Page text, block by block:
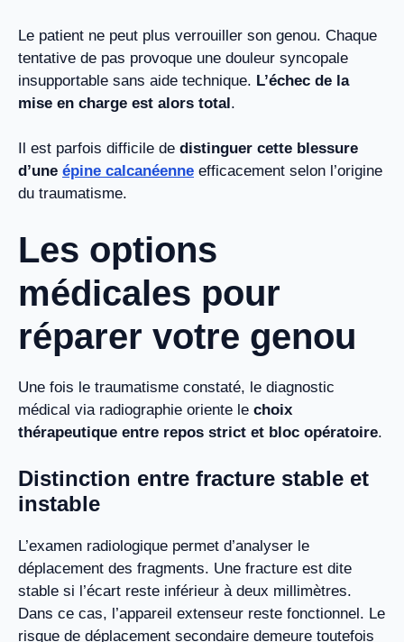
Le patient ne peut plus verrouiller son genou. Chaque
tentative de pas provoque une douleur syncopale
insupportable sans aide technique. L’échec de la
mise en charge est alors total.
Il est parfois difficile de distinguer cette blessure
d’une épine calcanéenne efficacement selon l’origine
du traumatisme.
Les options
médicales pour
réparer votre genou
Une fois le traumatisme constaté, le diagnostic
médical via radiographie oriente le choix
thérapeutique entre repos strict et bloc opératoire.
Distinction entre fracture stable et
instable
L’examen radiologique permet d’analyser le
déplacement des fragments. Une fracture est dite
stable si l’écart reste inférieur à deux millimètres.
Dans ce cas, l’appareil extenseur reste fonctionnel. Le
risque de déplacement secondaire demeure toutefois